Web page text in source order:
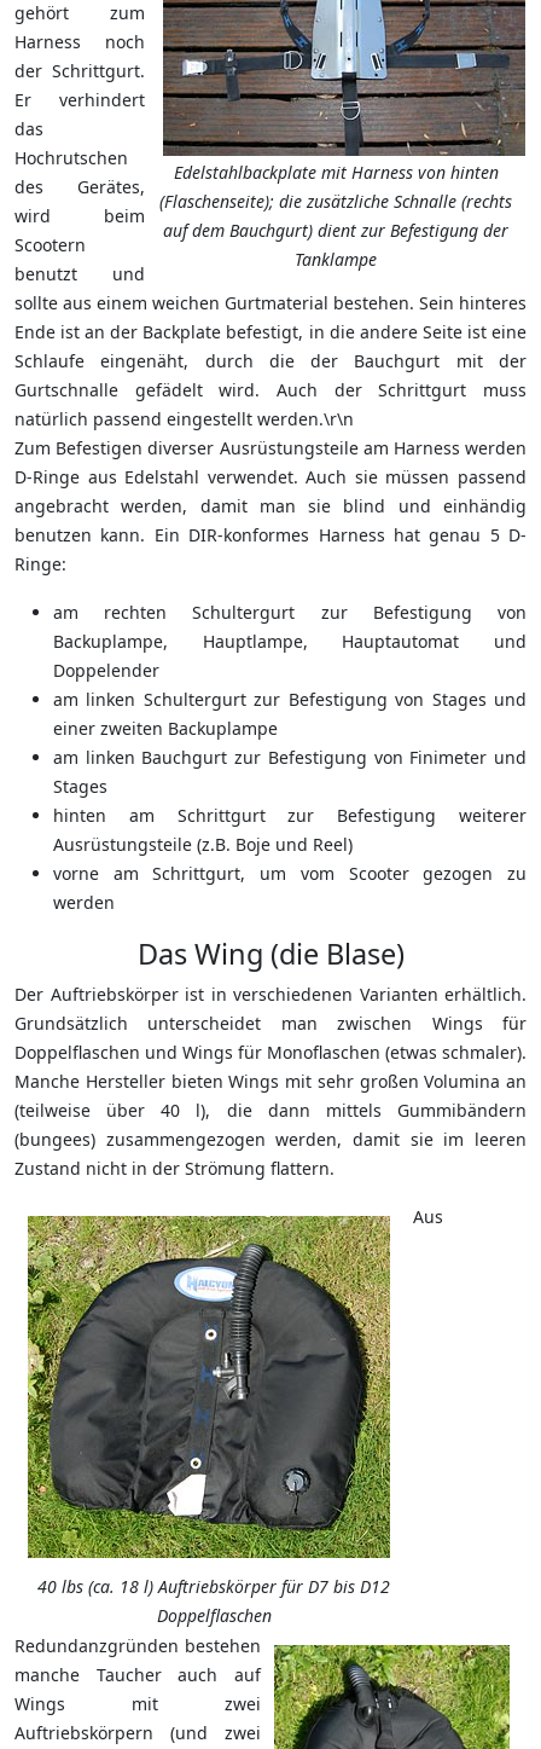
Edelstahlbackplate mit Harness von hinten
(Flaschenseite); die zusätzliche Schnalle (rechts
auf dem Bauchgurt) dient zur Befestigung der
Tanklampe
gehört zum
Harness noch
der Schrittgurt.
Er verhindert
das
Hochrutschen
des Gerätes,
wird beim
Scootern
benutzt und
sollte aus einem weichen Gurtmaterial bestehen. Sein hinteres
Ende ist an der Backplate befestigt, in die andere Seite ist eine
Schlaufe eingenäht, durch die der Bauchgurt mit der
Gurtschnalle gefädelt wird. Auch der Schrittgurt muss
natürlich passend eingestellt werden.\r\n
Zum Befestigen diverser Ausrüstungsteile am Harness werden
D-Ringe aus Edelstahl verwendet. Auch sie müssen passend
angebracht werden, damit man sie blind und einhändig
benutzen kann. Ein DIR-konformes Harness hat genau 5 D-
Ringe:
am rechten Schultergurt zur Befestigung von
Backuplampe, Hauptlampe, Hauptautomat und
Doppelender
am linken Schultergurt zur Befestigung von Stages und
einer zweiten Backuplampe
am linken Bauchgurt zur Befestigung von Finimeter und
Stages
hinten am Schrittgurt zur Befestigung weiterer
Ausrüstungsteile (z.B. Boje und Reel)
vorne am Schrittgurt, um vom Scooter gezogen zu
werden
Das Wing (die Blase)
Der Auftriebskörper ist in verschiedenen Varianten erhältlich.
Grundsätzlich unterscheidet man zwischen Wings für
Doppelflaschen und Wings für Monoflaschen (etwas schmaler).
Manche Hersteller bieten Wings mit sehr großen Volumina an
(teilweise über 40 l), die dann mittels Gummibändern
(bungees) zusammengezogen werden, damit sie im leeren
Zustand nicht in der Strömung flattern.
40 lbs (ca. 18 l) Auftriebskörper für D7 bis D12
Doppelflaschen
Aus
Redundanzgründen bestehen
manche Taucher auch auf
Wings mit zwei
Auftriebskörpern (und zwei